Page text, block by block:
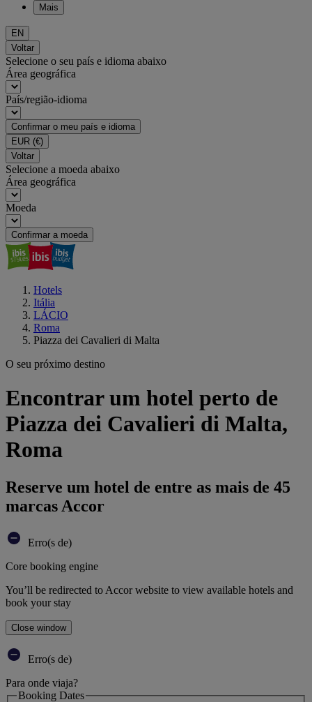
Mais
EN
Voltar
Selecione o seu país e idioma abaixo
Área geográfica
País/região-idioma
Confirmar o meu país e idioma
EUR (€)
Voltar
Selecione a moeda abaixo
Área geográfica
Moeda
Confirmar a moeda
Hotels
Itália
LÁCIO
Roma
Piazza dei Cavalieri di Malta
O seu próximo destino
Encontrar um hotel perto de
Piazza dei Cavalieri di Malta,
Roma
Reserve um hotel de entre as mais de 45
marcas Accor
Erro(s de)
Core booking engine
You’ll be redirected to Accor website to view available hotels and
book your stay
Close window
Erro(s de)
Para onde viaja?
Booking Dates